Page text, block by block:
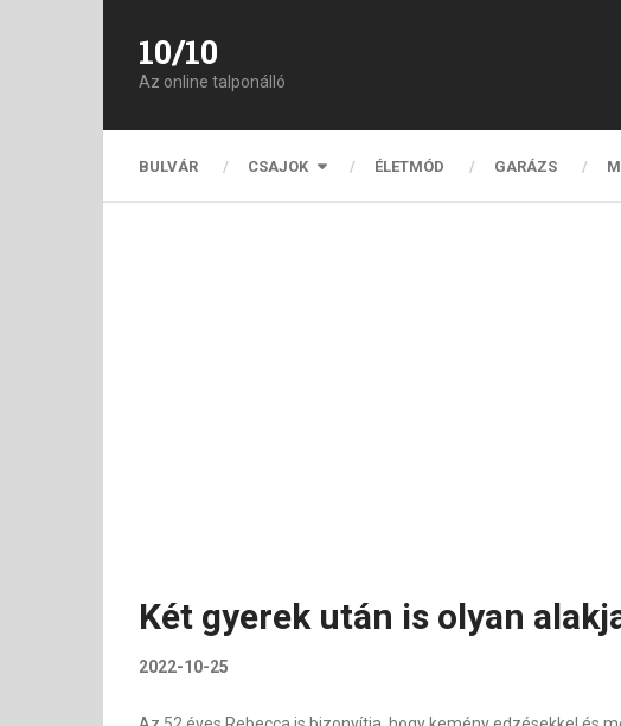
10/10
Az online talponálló
BULVÁR CSAJOK ÉLETMÓD GARÁZS
Két gyerek után is olyan
2022-10-25